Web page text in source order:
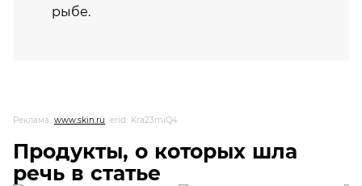
рыбе.
Реклама, www.skin.ru, erid: Kra23miQ4
Продукты, о которых шла
речь в статье